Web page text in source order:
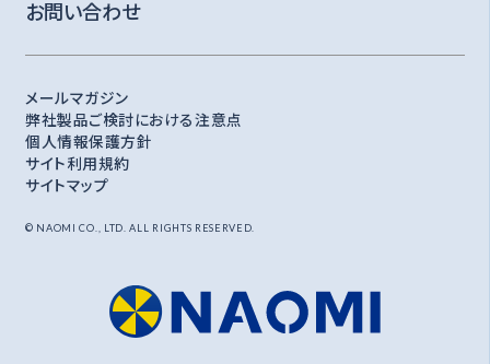
お問い合わせ
メールマガジン
弊社製品ご検討における注意点
個人情報保護方針
サイト利用規約
サイトマップ
© NAOMI CO., LTD. ALL RIGHTS RESERVED.